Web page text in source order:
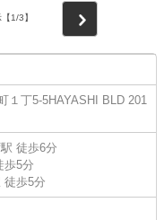
1/3】
１丁5-5HAYASHI BLD 201
徒歩6分
歩5分
徒歩5分